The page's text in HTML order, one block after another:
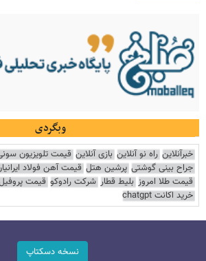
وبگردی
خبرآنلاین راه نو آنلاین بازی آنلاین قیمت تلویزیون
جراح بینی گوشتی پرشین هتل قیمت آهن فولاد
قیمت طلا امروز بلیط قطار شرکت رادوکو قیمت
خرید اکانت chatgpt
نسخه دسکتاپ